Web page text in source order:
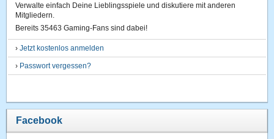
Verwalte einfach Deine Lieblingsspiele und diskutiere mit anderen
Mitgliedern.
Bereits 35463 Gaming-Fans sind dabei!
›Jetzt kostenlos anmelden
› Passwort vergessen?
Facebook